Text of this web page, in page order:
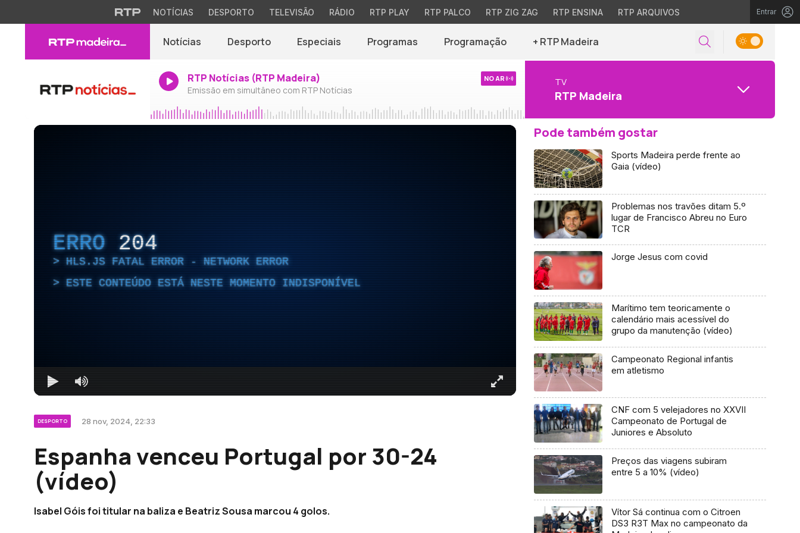
NOTÍCIAS DESPORTO TELEVISÃO RÁDIO RTP PLAY RTP PALCO RTP ZIG ZAG RTP ENSINA RTP ARQUIVOS Entrar
Notícias Desporto Especiais Programas Programação + RTP Madeira
RTP Notícias (RTP Madeira)
Emissão em simultâneo com RTP Notícias
NO AR TV
RTP Madeira
ERRO 204
HLS.JS FATAL ERROR - NETWORK ERROR
ESTE CONTEÚDO ESTÁ NESTE MOMENTO INDISPONÍVEL
DESPORTO 28 nov, 2024, 22:33
Espanha venceu Portugal por 30-24
(vídeo)
Isabel Góis foi titular na baliza e Beatriz Sousa marcou 4 golos.
Pode também gostar
Sports Madeira perde frente ao
Gaia (vídeo)
Problemas nos travões ditam 5.º
lugar de Francisco Abreu no Euro
TCR
Jorge Jesus com covid
Marítimo tem teoricamente o
calendário mais acessível do
grupo da manutenção (vídeo)
Campeonato Regional infantis
em atletismo
CNF com 5 velejadores no XXVII
Campeonato de Portugal de
Juniores e Absoluto
Preços das viagens subiram
entre 5 a 10% (vídeo)
Vítor Sá continua com o Citroen
DS3 R3T Max no campeonato da